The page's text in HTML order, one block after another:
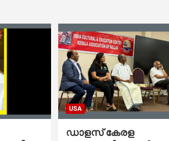
USA
ഡാളസ് കേരള